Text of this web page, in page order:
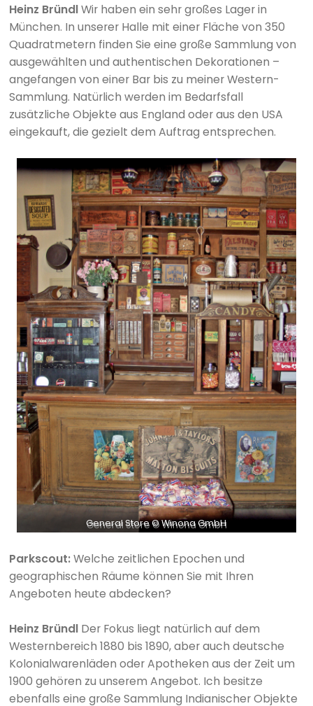
Heinz BründlWir haben ein sehr großes Lager in
München. In unserer Halle mit einer Fläche von 350
Quadratmetern finden Sie eine große Sammlung von
ausgewählten und authentischen Dekorationen –
angefangen von einer Bar bis zu meiner Western-
Sammlung. Natürlich werden im Bedarfsfall
zusätzliche Objekte aus England oder aus den USA
eingekauft, die gezielt dem Auftrag entsprechen.
General Store © Winona GmbH
Parkscout:Welche zeitlichen Epochen und
geographischen Räume können Sie mit Ihren
Angeboten heute abdecken?
Heinz BründlDer Fokus liegt natürlich auf dem
Westernbereich 1880 bis 1890, aber auch deutsche
Kolonialwarenläden oder Apotheken aus der Zeit um
1900 gehören zu unserem Angebot. Ich besitze
ebenfalls eine große Sammlung Indianischer Objekte